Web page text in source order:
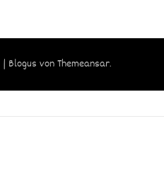
| Blogus vonThemeansar.